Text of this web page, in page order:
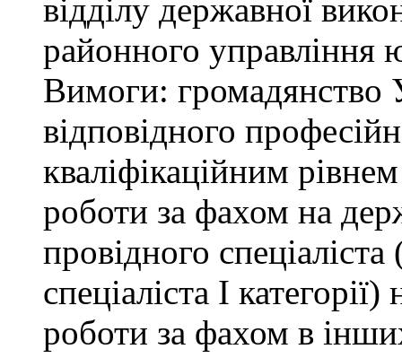
відділу державної
районного управління
Вимоги: громадянство
відповідного
кваліфікаційним
роботи за фахом на
провідного спеціаліста
спеціаліста І
роботи за фахом в